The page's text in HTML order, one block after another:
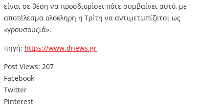
είναι σε θέση να προσδιορίσει πότε συμβαίνει αυτό, με
αποτέλεσμα ολόκληρη η Τρίτη να αντιμετωπίζεται ως
«γρουσουζιά».
πηγή: https://www.dnews.gr
Post Views: 207
Facebook
Twitter
Pinterest